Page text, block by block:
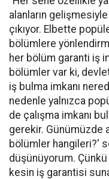
alanların
çıkıyor. Elbette
bölümlere
her bölüm garanti iş
bölümler var ki,
iş bulma imkanı
nedenle yalnızca
de çalışma imkanı
gerekir. Günümüzde
bölümler hangileri?'
düşünüyorum. Çünkü
kesin iş garantisi